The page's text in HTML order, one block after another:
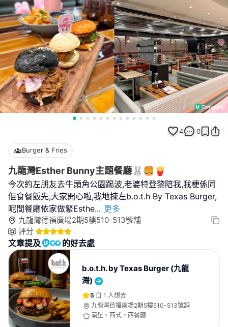
4 0
Burger & Fries
九龍灣Esther Bunny主題餐廳🐰🍔🍟
今次約左朋友去牛頭角公園踢波,老婆特登黎陪我,我梗係同
佢食餐飯先,大家開心啦,我地揀左b.o.t.h By Texas Burger,
呢間餐廳依家做緊Esthe... 更多
九龍灣德福廣場2期5樓510-513號舖
評分
文章提及 的好去處
b.o.t.h. by Texas Burger (九龍
灣)
5 1 人想去
九龍灣德福廣場2期5樓510-513號舖
漢堡、西式、西餐廳